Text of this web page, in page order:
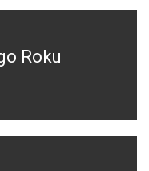
Roku